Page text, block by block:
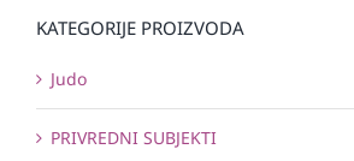
KATEGORIJE PROIZVODA
Judo
PRIVREDNI SUBJEKTI